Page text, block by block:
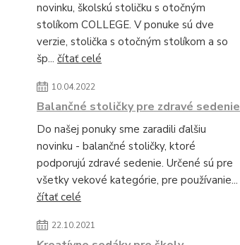
novinku, školskú stoličku s otočným
stolíkom COLLEGE. V ponuke sú dve
verzie, stolička s otočným stolíkom a so
šp... čítať celé
10.04.2022
Balančné stoličky pre zdravé sedenie
Do našej ponuky sme zaradili ďalšiu
novinku - balančné stoličky, ktoré
podporujú zdravé sedenie. Určené sú pre
všetky vekové kategórie, pre používanie...
čítať celé
22.10.2021